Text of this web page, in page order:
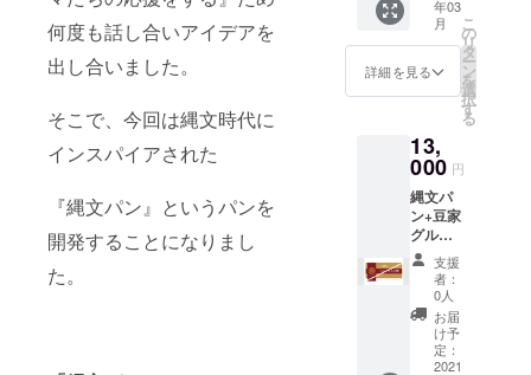
何度も話し合いアイデアを
出し合いました。
そこで、今回は縄文時代に
インスパイアされた
『縄文パン』というパンを
開発することになりまし
た。
ズ ミル
り、裂
いて楽
ゴーダ
チーズ
オラン
ダ留学
で身に
付けた
技術を
酪牧場
用にア
レンジ
して
作った
す！ ～
よん
でゃー
（４
つづけ
と
りゃー
す 名古
屋の老
舗の豆
腐屋だ
山日泰
寺を南
へ下る
とさい
コーチ
ンしゃ
ぶしゃ
ぶ」を
いただ
ける
をお届
けしま
す！ 日
本三大
地鶏の
名古屋
コーチ
ン。
コーチ
ドファ
ンディ
ングで
縄文パ
ン開発
てくだ
さった
豆家グ
ループ
さんと
のコラ
ボ企
画。 豆
家さん
とご縁
の深
い、名
古屋う
年03
月
詳細を見る
こ
の
リ
タ
ー
ン
を
選
択
す
る
13,
000 円
縄文パ
ン+豆家
グルー
プお食
事券
（1000
0円分）
“心と体
に美味
しい”を
支援
者：
0人
お届
け予
定：
2021